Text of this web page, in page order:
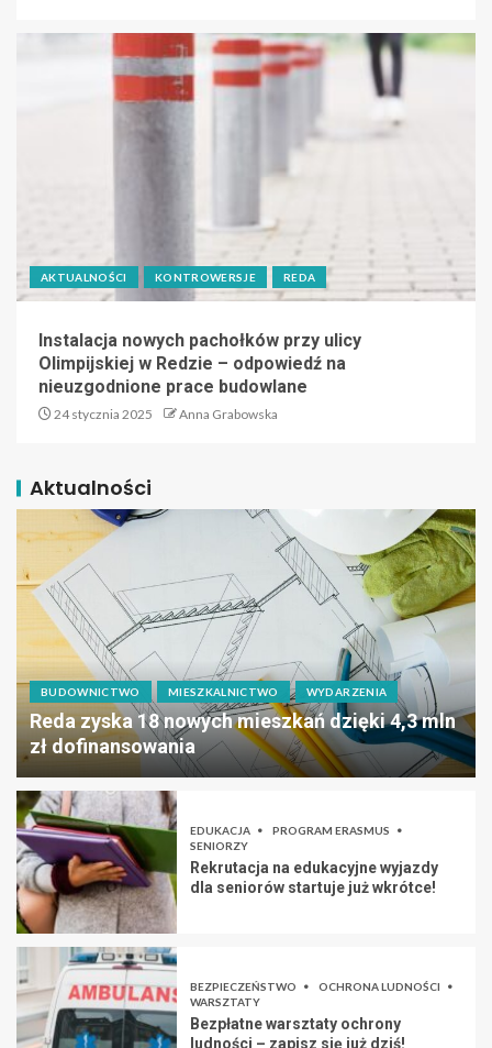
AKTUALNOŚCI KONTROWERSJE REDA
Instalacja nowych pachołków przy ulicy
Olimpijskiej w Redzie – odpowiedź na
nieuzgodnione prace budowlane
24 stycznia 2025 Anna Grabowska
Aktualności
BUDOWNICTWO MIESZKALNICTWO WYDARZENIA
Reda zyska 18 nowych mieszkań dzięki 4,3 mln
zł dofinansowania
EDUKACJA
PROGRAM ERASMUS
SENIORZY
Rekrutacja na edukacyjne wyjazdy
dla seniorów startuje już wkrótce!
BEZPIECZEŃSTWO
OCHRONA LUDNOŚCI
WARSZTATY
Bezpłatne warsztaty ochrony
ludności – zapisz się już dziś!